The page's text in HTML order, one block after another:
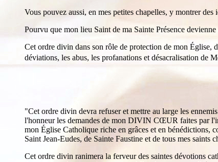
Vous pouvez aussi, en mes petites chapelles, y montrer
Pourvu que mon lieu Saint de ma Sainte Présence
Cet ordre divin dans son rôle de protection de mon
déviations, les abus, les profanations et désacralisation de
"Cet ordre divin devra refuser et mettre au large les
l'honneur les demandes de mon DIVIN CŒUR faites par
mon Église Catholique riche en grâces et en
Saint Jean-Eudes, de Sainte Faustine et de tous mes
Cet ordre divin ranimera la ferveur des saintes dévotions